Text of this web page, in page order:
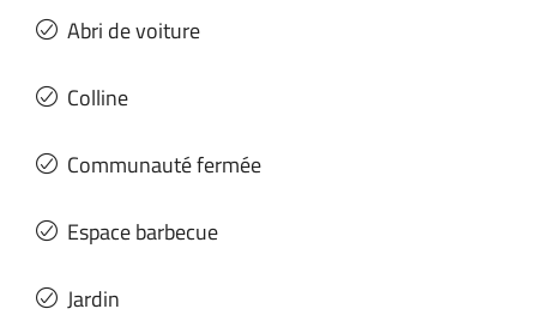
Abri de voiture
Colline
Communauté fermée
Espace barbecue
Jardin